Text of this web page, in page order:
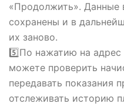
«Продолжить». Данные
сохранены и в
их заново.
5️⃣По нажатию на
можете проверить
передавать показания
отслеживать историю